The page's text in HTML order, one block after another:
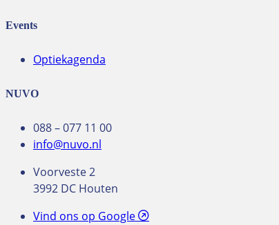
Events
Optiekagenda
NUVO
088 – 077 11 00
info@nuvo.nl
Voorveste 2
3992 DC Houten
Vind ons op Google